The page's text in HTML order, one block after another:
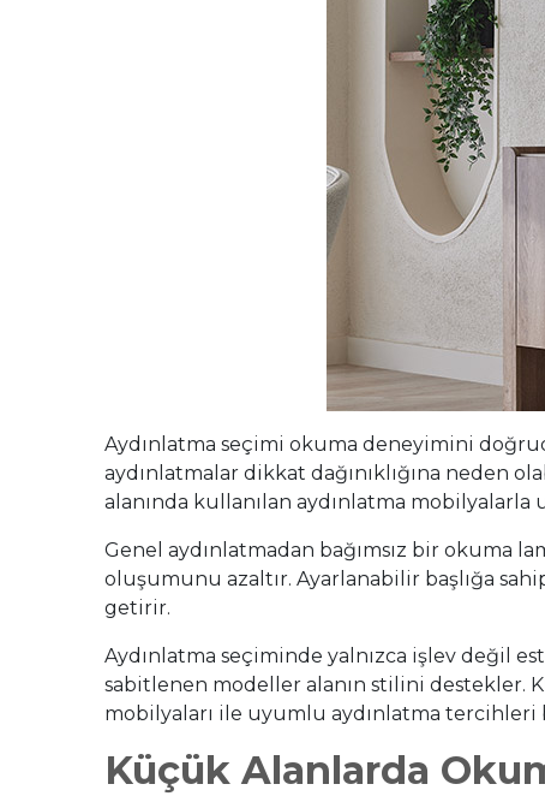
Aydınlatma seçimi okuma deneyimini
aydınlatmalar dikkat dağınıklığına neden
alanında kullanılan aydınlatma
Genel aydınlatmadan bağımsız bir okuma
oluşumunu azaltır. Ayarlanabilir başlığa
getirir.
Aydınlatma seçiminde yalnızca işlev değil
sabitlenen modeller alanın stilini destekler.
mobilyaları ile uyumlu aydınlatma
Küçük Alanlarda